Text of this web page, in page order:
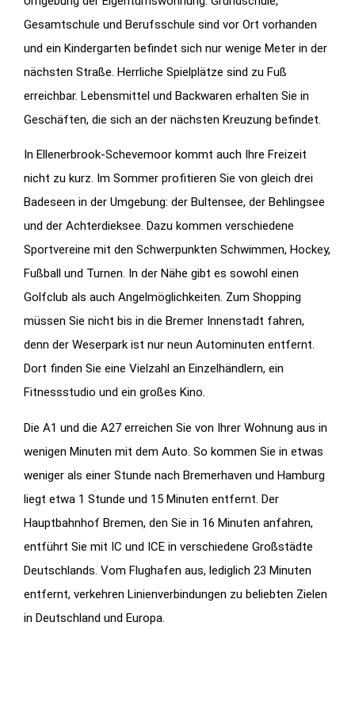
Gesamtschule und Berufsschule sind vor Ort vorhanden
und ein Kindergarten befindet sich nur wenige Meter in der
nächsten Straße. Herrliche Spielplätze sind zu Fuß
erreichbar. Lebensmittel und Backwaren erhalten Sie in
Geschäften, die sich an der nächsten Kreuzung befindet.
In Ellenerbrook-Schevemoor kommt auch Ihre Freizeit
nicht zu kurz. Im Sommer profitieren Sie von gleich drei
Badeseen in der Umgebung: der Bultensee, der Behlingsee
und der Achterdieksee. Dazu kommen verschiedene
Sportvereine mit den Schwerpunkten Schwimmen, Hockey,
Fußball und Turnen. In der Nähe gibt es sowohl einen
Golfclub als auch Angelmöglichkeiten. Zum Shopping
müssen Sie nicht bis in die Bremer Innenstadt fahren,
denn der Weserpark ist nur neun Autominuten entfernt.
Dort finden Sie eine Vielzahl an Einzelhändlern, ein
Fitnessstudio und ein großes Kino.
Die A1 und die A27 erreichen Sie von Ihrer Wohnung aus in
wenigen Minuten mit dem Auto. So kommen Sie in etwas
weniger als einer Stunde nach Bremerhaven und Hamburg
liegt etwa 1 Stunde und 15 Minuten entfernt. Der
Hauptbahnhof Bremen, den Sie in 16 Minuten anfahren,
entführt Sie mit IC und ICE in verschiedene Großstädte
Deutschlands. Vom Flughafen aus, lediglich 23 Minuten
entfernt, verkehren Linienverbindungen zu beliebten Zielen
in Deutschland und Europa.